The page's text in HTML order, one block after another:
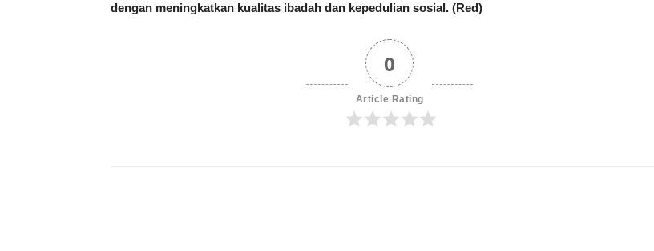
dengan meningkatkan kualitas ibadah dan kepedulian sosial. (Red)
0
Article Rating